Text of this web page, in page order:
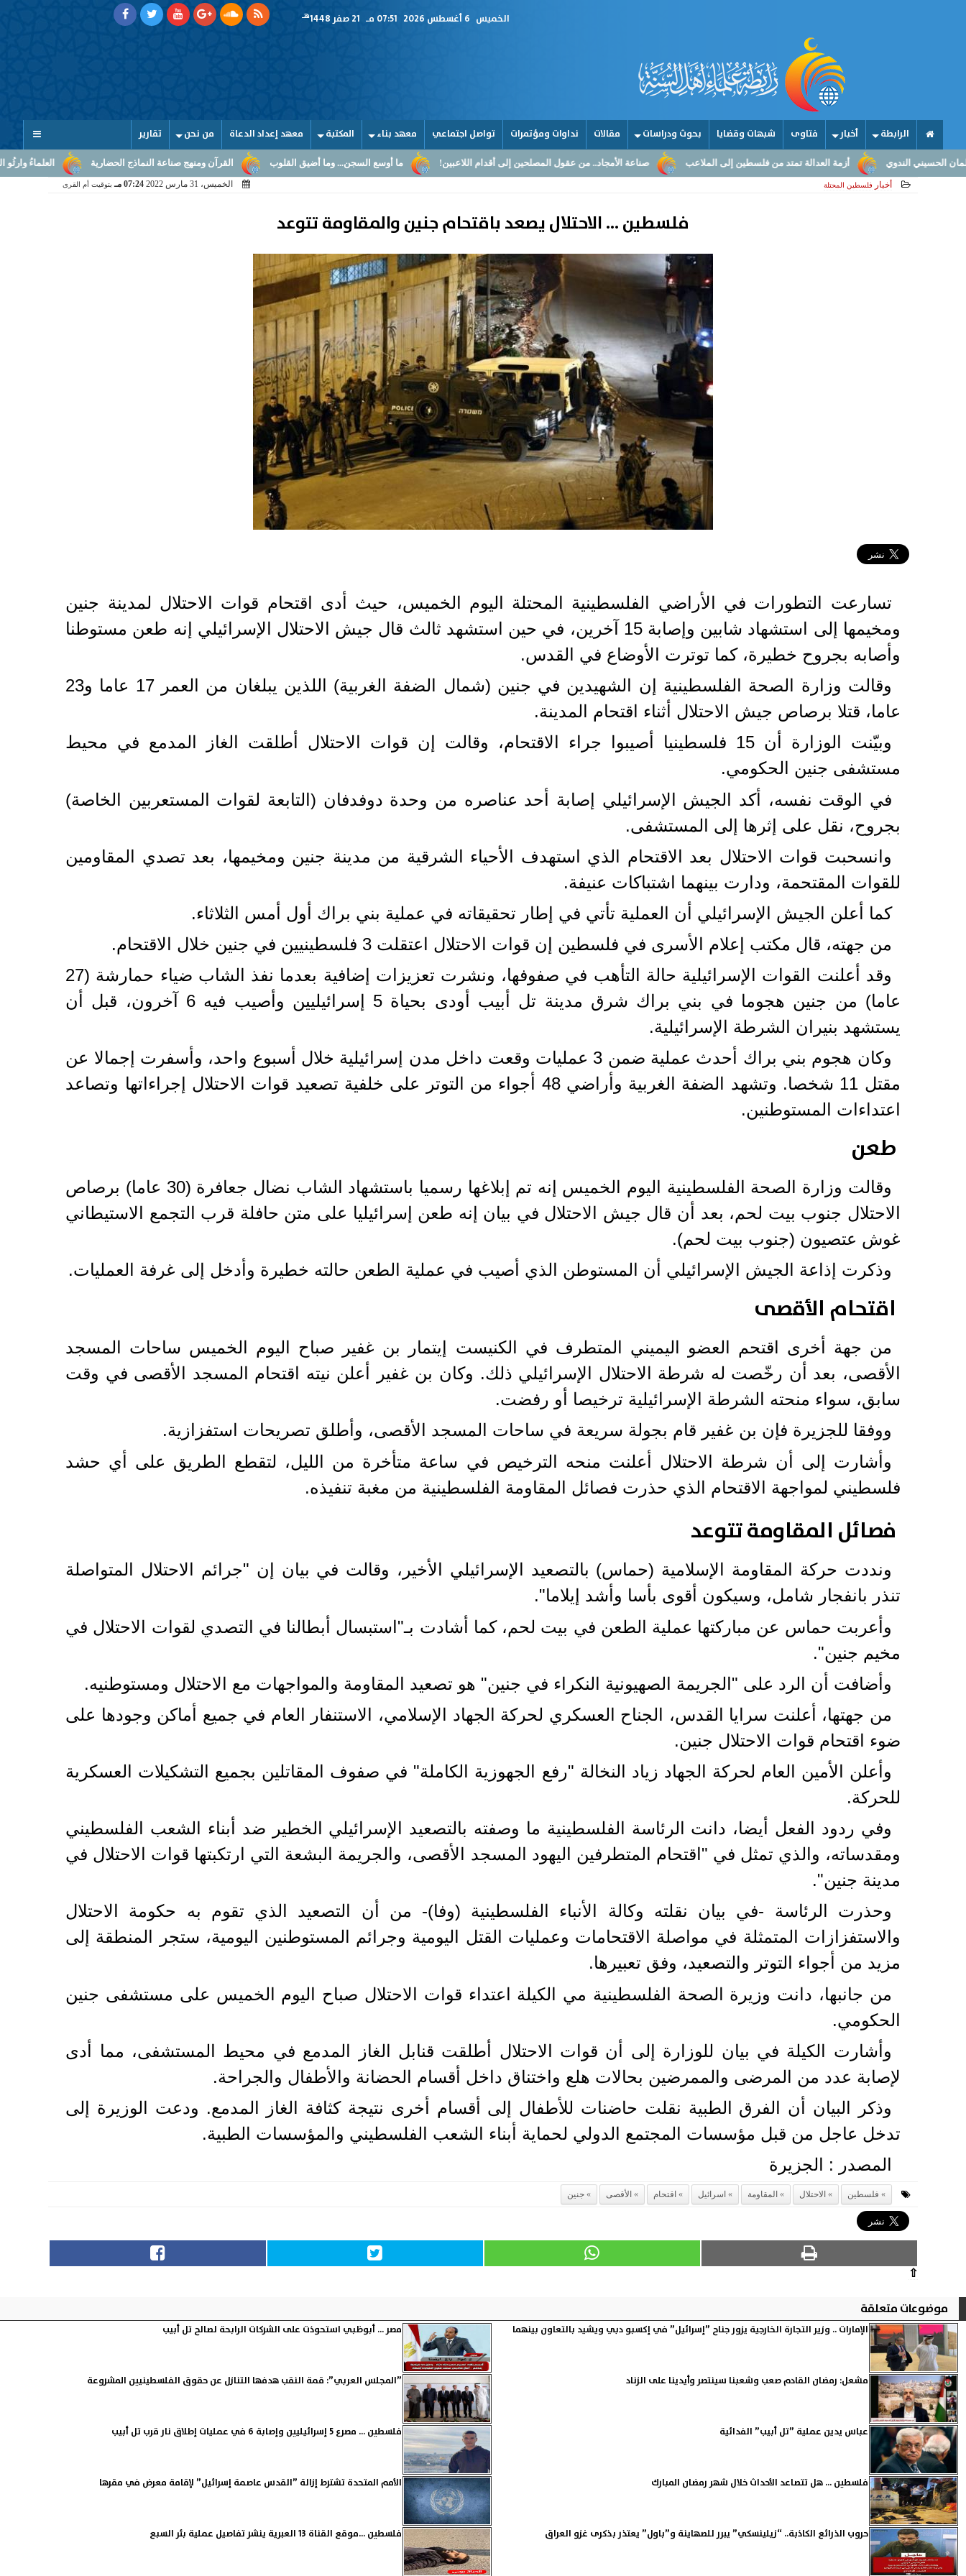
الخميس 07:51 مـ هـ
الرابطة أخبار فتاوى شبهات وقضايا بحوث ودراسات مقالات نداوات ومؤتمرات تواصل اجتماعي معهد بناء المكتبة معهد إعداد الدعاة من نحن تقارير
العلماءُ وارثُو النبوّة: من بلاغ القرآن ومنهج صناعة النماذج الحضارية ما أوسع السجن... وما أضيق القلوب صناعة الأمجاد.. من عقول المصلحين إلى أقدام اللاعبين! أزمة العدالة تمتد من فلسطين إلى الملاعب
أخبار فلسطين المحتلة الخميس، 31 مارس 2022 07:24 مـ بتوقيت أم القرى
فلسطين ... الاحتلال يصعد باقتحام جنين والمقاومة تتوعد
تسارعت التطورات في الأراضي الفلسطينية المحتلة اليوم الخميس، حيث أدى اقتحام قوات الاحتلال لمدينة جنين
ومخيمها إلى استشهاد شابين وإصابة 15 آخرين، في حين استشهد ثالث قال جيش الاحتلال الإسرائيلي إنه طعن مستوطنا
وأصابه بجروح خطيرة، كما توترت الأوضاع في القدس.
وقالت وزارة الصحة الفلسطينية إن الشهيدين في جنين (شمال الضفة الغربية) اللذين يبلغان من العمر 17 عاما و23
عاما، قتلا برصاص جيش الاحتلال أثناء اقتحام المدينة.
وبيّنت الوزارة أن 15 فلسطينيا أصيبوا جراء الاقتحام، وقالت إن قوات الاحتلال أطلقت الغاز المدمع في محيط
مستشفى جنين الحكومي.
في الوقت نفسه، أكد الجيش الإسرائيلي إصابة أحد عناصره من وحدة دوفدفان (التابعة لقوات المستعربين الخاصة)
بجروح، نقل على إثرها إلى المستشفى.
وانسحبت قوات الاحتلال بعد الاقتحام الذي استهدف الأحياء الشرقية من مدينة جنين ومخيمها، بعد تصدي المقاومين
للقوات المقتحمة، ودارت بينهما اشتباكات عنيفة.
كما أعلن الجيش الإسرائيلي أن العملية تأتي في إطار تحقيقاته في عملية بني براك أول أمس الثلاثاء.
من جهته، قال مكتب إعلام الأسرى في فلسطين إن قوات الاحتلال اعتقلت 3 فلسطينيين في جنين خلال الاقتحام.
وقد أعلنت القوات الإسرائيلية حالة التأهب في صفوفها، ونشرت تعزيزات إضافية بعدما نفذ الشاب ضياء حمارشة (27
عاما) من جنين هجوما في بني براك شرق مدينة تل أبيب أودى بحياة 5 إسرائيليين وأصيب فيه 6 آخرون، قبل أن
يستشهد بنيران الشرطة الإسرائيلية.
وكان هجوم بني براك أحدث عملية ضمن 3 عمليات وقعت داخل مدن إسرائيلية خلال أسبوع واحد، وأسفرت إجمالا عن
مقتل 11 شخصا. وتشهد الضفة الغربية وأراضي 48 أجواء من التوتر على خلفية تصعيد قوات الاحتلال إجراءاتها وتصاعد
اعتداءات المستوطنين.
طعن
وقالت وزارة الصحة الفلسطينية اليوم الخميس إنه تم إبلاغها رسميا باستشهاد الشاب نضال جعافرة (30 عاما) برصاص
الاحتلال جنوب بيت لحم، بعد أن قال جيش الاحتلال في بيان إنه طعن إسرائيليا على متن حافلة قرب التجمع الاستيطاني
غوش عتصيون (جنوب بيت لحم).
وذكرت إذاعة الجيش الإسرائيلي أن المستوطن الذي أصيب في عملية الطعن حالته خطيرة وأدخل إلى غرفة العمليات.
اقتحام الأقصى
من جهة أخرى اقتحم العضو اليميني المتطرف في الكنيست إيتمار بن غفير صباح اليوم الخميس ساحات المسجد
الأقصى، بعد أن رخّصت له شرطة الاحتلال الإسرائيلي ذلك. وكان بن غفير أعلن نيته اقتحام المسجد الأقصى في وقت
سابق، سواء منحته الشرطة الإسرائيلية ترخيصا أو رفضت.
ووفقا للجزيرة فإن بن غفير قام بجولة سريعة في ساحات المسجد الأقصى، وأطلق تصريحات استفزازية.
وأشارت إلى أن شرطة الاحتلال أعلنت منحه الترخيص في ساعة متأخرة من الليل، لتقطع الطريق على أي حشد
فلسطيني لمواجهة الاقتحام الذي حذرت فصائل المقاومة الفلسطينية من مغبة تنفيذه.
فصائل المقاومة تتوعد
ونددت حركة المقاومة الإسلامية (حماس) بالتصعيد الإسرائيلي الأخير، وقالت في بيان إن "جرائم الاحتلال المتواصلة
تنذر بانفجار شامل، وسيكون أقوى بأسا وأشد إيلاما".
وأعربت حماس عن مباركتها عملية الطعن في بيت لحم، كما أشادت بـ"استبسال أبطالنا في التصدي لقوات الاحتلال في
مخيم جنين".
وأضافت أن الرد على "الجريمة الصهيونية النكراء في جنين" هو تصعيد المقاومة والمواجهات مع الاحتلال ومستوطنيه.
من جهتها، أعلنت سرايا القدس، الجناح العسكري لحركة الجهاد الإسلامي، الاستنفار العام في جميع أماكن وجودها على
ضوء اقتحام قوات الاحتلال جنين.
وأعلن الأمين العام لحركة الجهاد زياد النخالة "رفع الجهوزية الكاملة" في صفوف المقاتلين بجميع التشكيلات العسكرية
للحركة.
وفي ردود الفعل أيضا، دانت الرئاسة الفلسطينية ما وصفته بالتصعيد الإسرائيلي الخطير ضد أبناء الشعب الفلسطيني
ومقدساته، والذي تمثل في "اقتحام المتطرفين اليهود المسجد الأقصى، والجريمة البشعة التي ارتكبتها قوات الاحتلال في
مدينة جنين".
وحذرت الرئاسة -في بيان نقلته وكالة الأنباء الفلسطينية (وفا)- من أن التصعيد الذي تقوم به حكومة الاحتلال
والاستفزازات المتمثلة في مواصلة الاقتحامات وعمليات القتل اليومية وجرائم المستوطنين اليومية، ستجر المنطقة إلى
مزيد من أجواء التوتر والتصعيد، وفق تعبيرها.
من جانبها، دانت وزيرة الصحة الفلسطينية مي الكيلة اعتداء قوات الاحتلال صباح اليوم الخميس على مستشفى جنين
الحكومي.
وأشارت الكيلة في بيان للوزارة إلى أن قوات الاحتلال أطلقت قنابل الغاز المدمع في محيط المستشفى، مما أدى
لإصابة عدد من المرضى والممرضين بحالات هلع واختناق داخل أقسام الحضانة والأطفال والجراحة.
وذكر البيان أن الفرق الطبية نقلت حاضنات للأطفال إلى أقسام أخرى نتيجة كثافة الغاز المدمع. ودعت الوزيرة إلى
تدخل عاجل من قبل مؤسسات المجتمع الدولي لحماية أبناء الشعب الفلسطيني والمؤسسات الطبية.
المصدر : الجزيرة
فلسطين الاحتلال المقاومة اسرائيل اقتحام الأقصى جنين
⇧
موضوعات متعلقة
الإمارات .. وزير التجارة الخارجية يزور جناح ”إسرائيل” في إكسبو دبي ويشيد بالتعاون بينهما مصر ... أبوظبي استحوذت على الشركات الرابحة لصالح تل أبيب
مشعل: رمضان القادم صعب وشعبنا سينتصر وأيدينا على الزناد ”المجلس العربي”: قمة النقب هدفها التنازل عن حقوق الفلسطينيين المشروعة
عباس يدين عملية ”تل أبيب” الفدائية فلسطين ... مصرع 5 إسرائيليين وإصابة 6 في عمليات إطلاق نار قرب تل أبيب
فلسطين ... هل تتصاعد الأحداث خلال شهر رمضان المبارك الأمم المتحدة تشترط إزالة ”القدس عاصمة إسرائيل” لإقامة معرض في مقرها
حروب الذرائع الكاذبة.. “زيلينسكي” يبرر للصهاينة و”باول” يعتذر بذكرى غزو العراق فلسطين ...موقع القناة 13 العبرية ينشر تفاصيل عملية بئر السبع